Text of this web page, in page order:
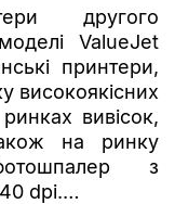
другого
ValueJet
принтери,
високоякісних
вивісок,
на ринку
з
dpi.…